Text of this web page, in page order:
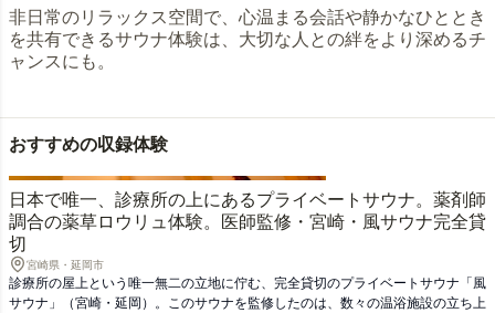
非日常のリラックス空間で、心温まる会話や静かなひととき
を共有できるサウナ体験は、大切な人との絆をより深めるチ
ャンスにも。
おすすめの収録体験
日本で唯一、診療所の上にあるプライベートサウナ。薬剤師
調合の薬草ロウリュ体験。医師監修・宮崎・風サウナ完全貸
切
宮崎県・延岡市
診療所の屋上という唯一無二の立地に佇む、完全貸切のプライベートサウナ「風
サウナ」（宮崎・延岡）。このサウナを監修したのは、数々の温浴施設の立ち上